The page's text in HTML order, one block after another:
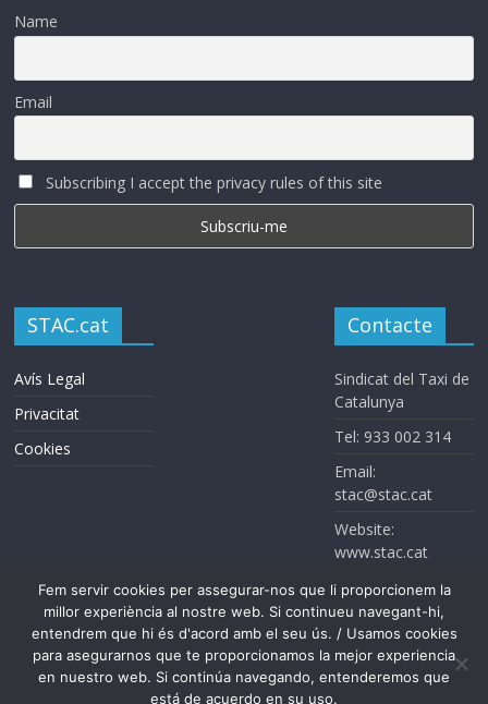
Name
Email
Subscribing I accept the privacy rules of this site
STAC.cat
Avís Legal
Privacitat
Cookies
Contacte
Sindicat del Taxi de
Catalunya
Tel: 933 002 314
Email:
stac@stac.cat
Website:
www.stac.cat
Fem servir cookies per assegurar-nos que li proporcionem la
millor experiència al nostre web. Si continueu navegant-hi,
entendrem que hi és d'acord amb el seu ús. / Usamos cookies
para asegurarnos que te proporcionamos la mejor experiencia
en nuestro web. Si continúa navegando, entenderemos que
está de acuerdo en su uso.